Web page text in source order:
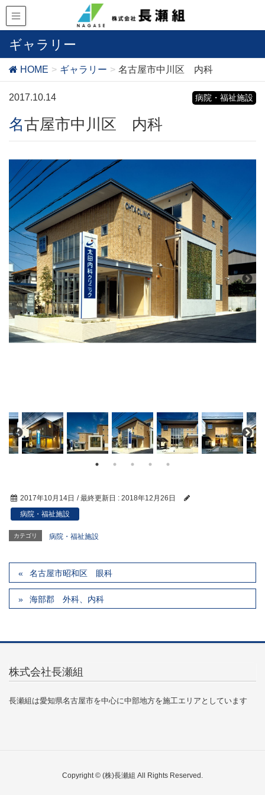
ギャラリー
HOME ギャラリー 名古屋市中川区 内科
2017.10.14 病院・福祉施設
名古屋市中川区 内科
2017年10月14日 / 最終更新日 : 2018年12月26日
病院・福祉施設
カテゴリ 病院・福祉施設
名古屋市昭和区 眼科
海部郡 外科、内科
株式会社長瀬組
長瀬組は愛知県名古屋市を中心に中部地方を施工エリアとしています
Copyright © (株)長瀬組 All Rights Reserved.